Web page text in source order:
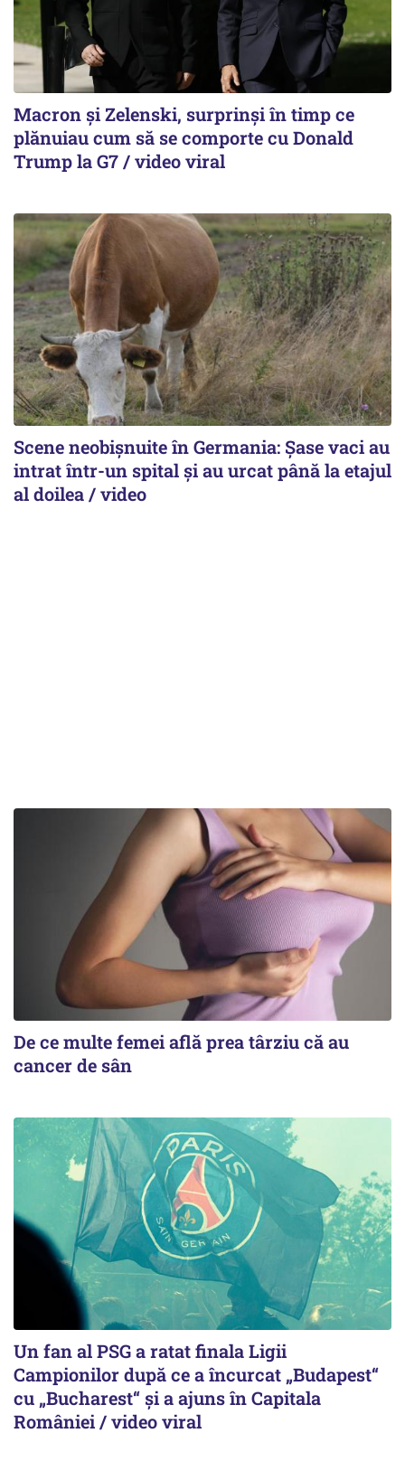
Macron și Zelenski, surprinși în timp ce
plănuiau cum să se comporte cu Donald
Trump la G7 / video viral
Scene neobișnuite în Germania: Șase vaci au
intrat într-un spital și au urcat până la etajul
al doilea / video
De ce multe femei află prea târziu că au
cancer de sân
Un fan al PSG a ratat finala Ligii
Campionilor după ce a încurcat „Budapest“
cu „Bucharest“ și a ajuns în Capitala
României / video viral